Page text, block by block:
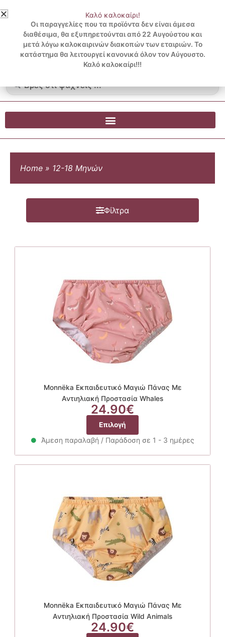
στο
περιεχόμενο
3 ΔΟΣΕΙΣ ΧΩΡΙΣ ΠΙΣΤΩΤΙΚΗ ΜΕ KLARNA
...
Λογαριασμός
Blog
0.00€
0
Cart
Home » 12-18 Μηνών
Φίλτρα
Monnëka Εκπαιδευτικό Μαγιώ Πάνας Με
Αντιηλιακή Προστασία Whales
24.90€
Επιλογή
προϊόν
έχει
πολλαπλές
επιλογές
μπορούν
να
επιλεγούν
στη
σελίδα
του
Άμεση παραλαβή / Παράδοση σε 1 - 3 ημέρες
Monnëka Εκπαιδευτικό Μαγιώ Πάνας Με
Αντιηλιακή Προστασία Wild Animals
24.90€
Καλό καλοκαίρι!
Οι παραγγελίες που τα προϊόντα δεν είναι άμεσα
διαθέσιμα, θα εξυπηρετούνται από 22 Αυγούστου και
μετά λόγω καλοκαιρινών διακοπών των εταιριών. Το
κατάστημα θα λειτουργεί κανονικά όλον τον Αύγουστο.
Καλό καλοκαίρι!!!